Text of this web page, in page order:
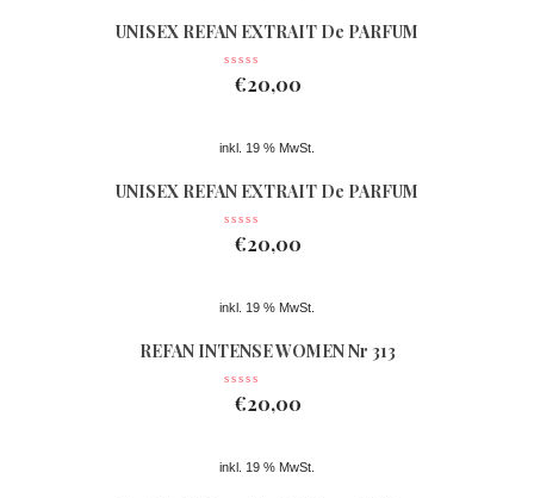
UNISEX REFAN EXTRAIT De PARFUM
Nr 074
€20,00
inkl. 19 % MwSt.
UNISEX REFAN EXTRAIT De PARFUM
Nr 363
€20,00
inkl. 19 % MwSt.
REFAN INTENSE WOMEN Nr 313
€20,00
inkl. 19 % MwSt.